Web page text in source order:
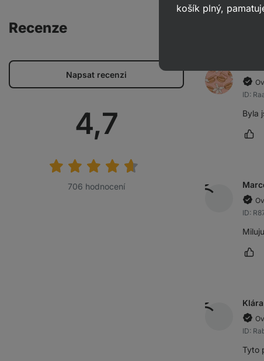
Recenze
Napsat recenzi
Průměrné
hodnocení:
4,7
706 hodnocení
ID:
Byla
ID:
Klára
ID:
Tyto
košík plný,